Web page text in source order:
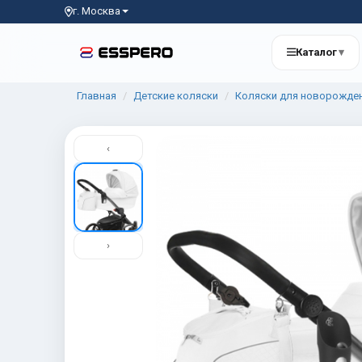
г. Москва
Каталог▾
Главная Детские коляски Коляски для
‹
›